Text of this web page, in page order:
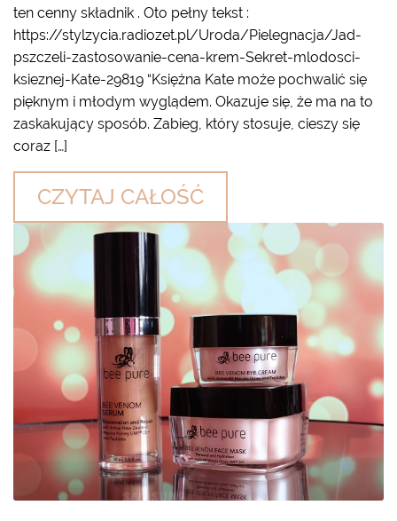
ten cenny składnik . Oto pełny tekst :
https://stylzycia.radiozet.pl/Uroda/Pielegnacja/Jad-
pszczeli-zastosowanie-cena-krem-Sekret-mlodosci-
ksieznej-Kate-29819 “Księżna Kate może pochwalić się
pięknym i młodym wyglądem. Okazuje się, że ma na to
zaskakujący sposób. Zabieg, który stosuje, cieszy się
coraz […]
CZYTAJ CAŁOŚĆ